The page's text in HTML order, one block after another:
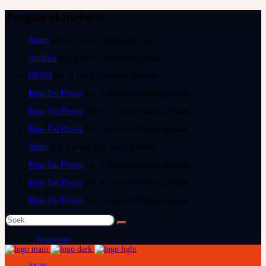
Juanri
Amanda
HENN
Ryno Du Plessis
Ryno Du Plessis
Ryno Du Plessis
Juanri
Ryno Du Plessis
Ryno Du Plessis
Ryno Du Plessis
Soek
na:
Registreer